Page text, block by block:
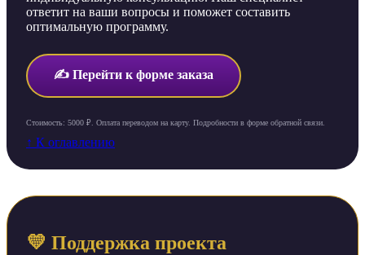
ответит на ваши вопросы и поможет составить
оптимальную программу.
✍️ Перейти к форме заказа
Стоимость: 5000 ₽. Оплата переводом на карту. Подробности в форме обратной связи.
↑ К оглавлению
💛 Поддержка проекта